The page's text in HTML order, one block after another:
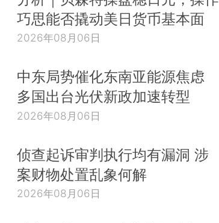
巧思能否撬动美日货币基本面
2026年08月06日
中东局势催化东南亚能源焦虑
多国出台光伏新政加速转型
2026年08月06日
侦查起诉审判执行均有漏洞 涉
案财物处置乱象何解
2026年08月06日